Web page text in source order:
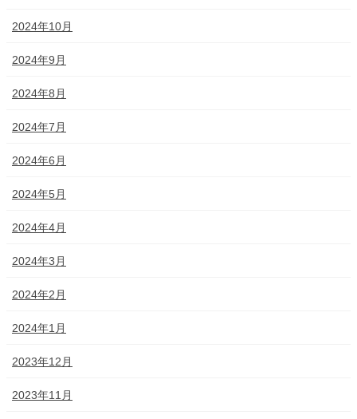
2024年10月
2024年9月
2024年8月
2024年7月
2024年6月
2024年5月
2024年4月
2024年3月
2024年2月
2024年1月
2023年12月
2023年11月